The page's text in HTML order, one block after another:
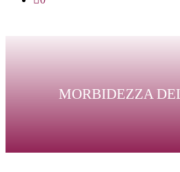
MORBIDEZZA